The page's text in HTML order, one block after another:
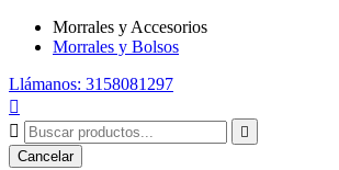
Morrales y Accesorios
Morrales y Bolsos
Llámanos: 3158081297



Cancelar